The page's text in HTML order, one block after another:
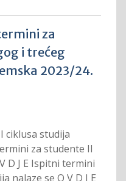
za
i trećeg
2023/24.
ciklusa studija
za studente II
D J E Ispitni termini
nalaze se O V D J E